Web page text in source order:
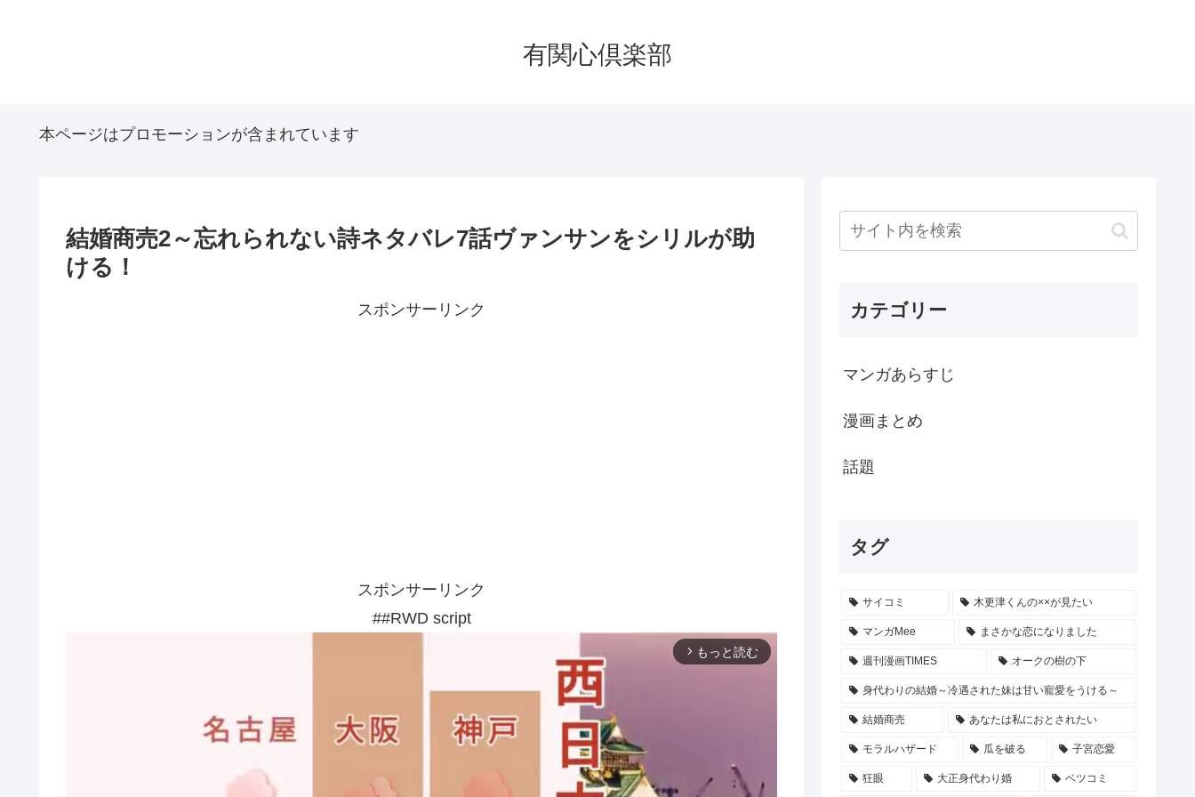
有関心倶楽部
本ページはプロモーションが含まれています
結婚商売2～忘れられない詩ネタバレ7話ヴァンサンをシリルが助
ける！
スポンサーリンク
スポンサーリンク
##RWD script
arrow_forward_ios もっと読む
カテゴリー
マンガあらすじ
漫画まとめ
話題
タグ
サイコミ 木更津くんの××が見たい
マンガMee まさかな恋になりました
週刊漫画TIMES オークの樹の下
身代わりの結婚～冷遇された妹は甘い寵愛をうける～
結婚商売 あなたは私におとされたい
モラルハザード 瓜を破る 子宮恋愛
狂眼 大正身代わり婚 ベツコミ